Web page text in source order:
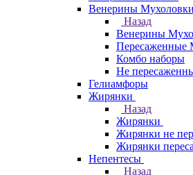
Венерины Мухоловки
Назад
Венерины
Пересаженные
Комбо наборы
Не
Гелиамфоры
Жирянки
Назад
Жирянки
Жирянки не
Жирянки
Непентесы
Назад